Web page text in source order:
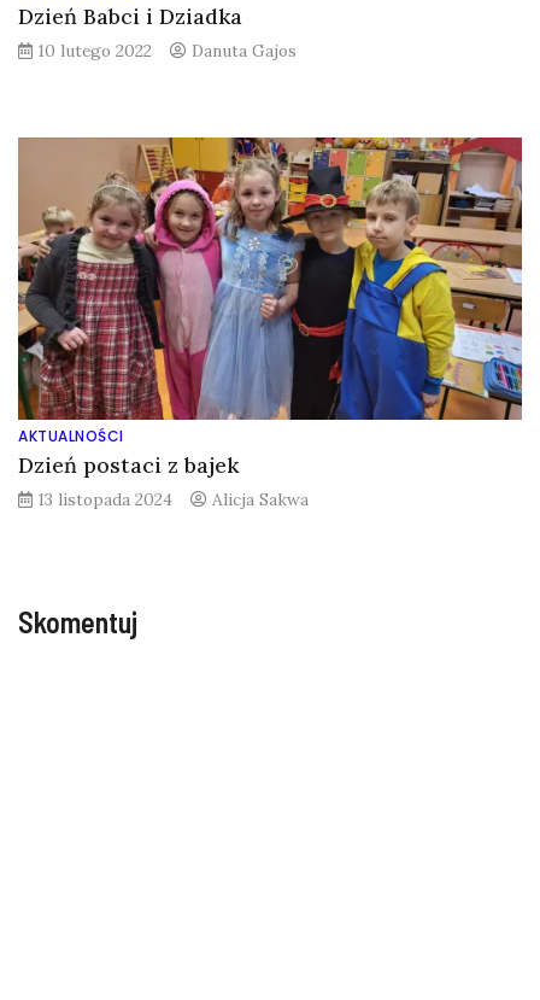
Dzień Babci i Dziadka
10 lutego 2022 Danuta Gajos
AKTUALNOŚCI
Dzień postaci z bajek
13 listopada 2024 Alicja Sakwa
Skomentuj